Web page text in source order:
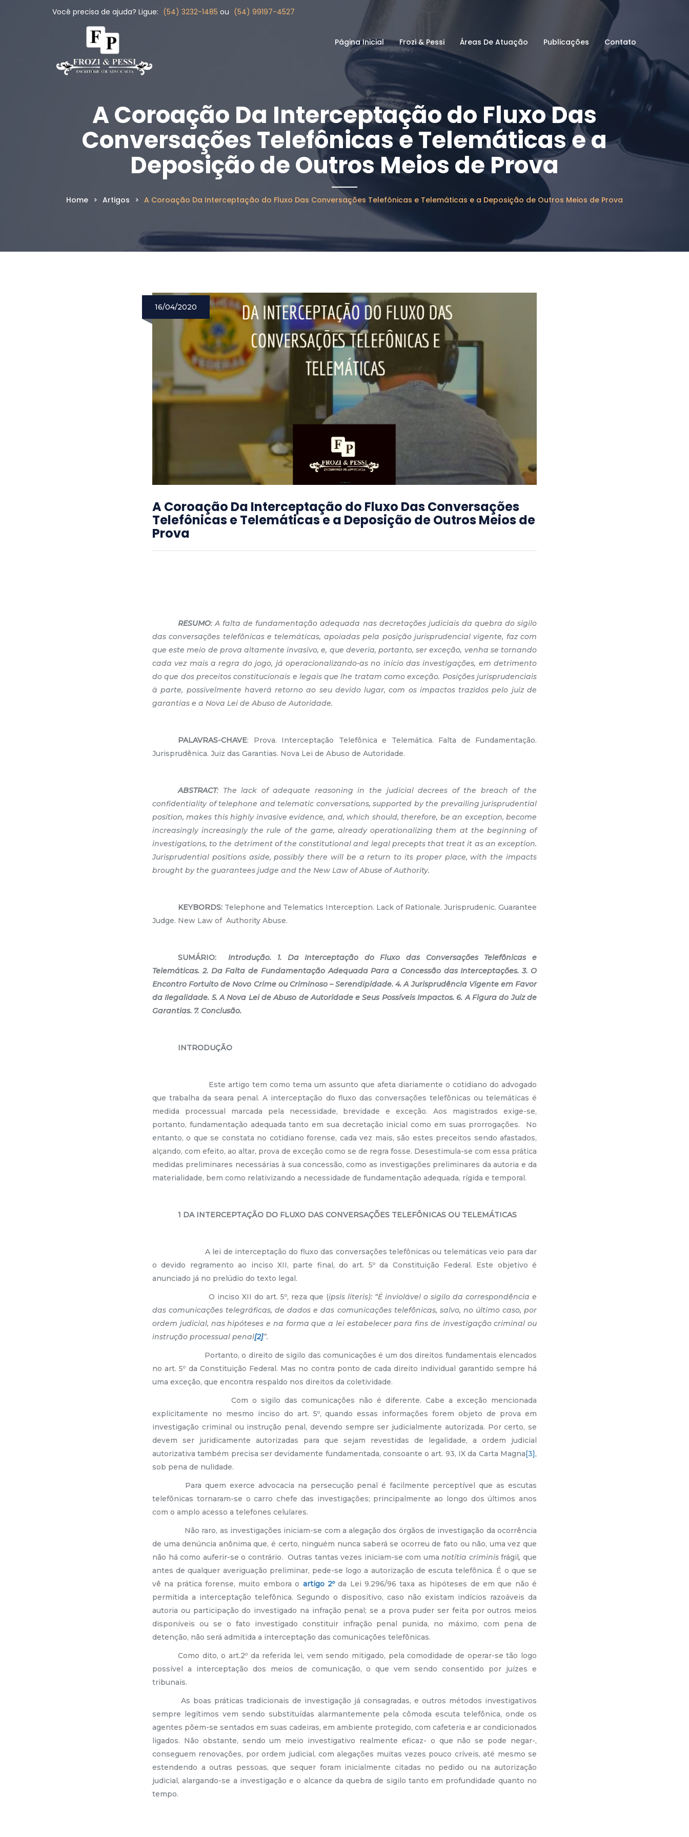
Você precisa de ajuda? Ligue: (54) 3232-1485 ou (54) 99197-4527
Página Inicial Frozi & Pessi Áreas De Atuação Publicações Contato
A Coroação Da Interceptação do Fluxo Das
Conversações Telefônicas e Telemáticas e a
Deposição de Outros Meios de Prova
Home > Artigos > A Coroação Da Interceptação do Fluxo Das Conversações Telefônicas e Telemáticas e a Deposição de Outros Meios de Prova
16/04/2020
A Coroação Da Interceptação do Fluxo Das Conversações
Telefônicas e Telemáticas e a Deposição de Outros Meios de
Prova
RESUMO: A falta de fundamentação adequada nas decretações judiciais da quebra do sigilo
das conversações telefônicas e telemáticas, apoiadas pela posição jurisprudencial vigente, faz com
que este meio de prova altamente invasivo, e, que deveria, portanto, ser exceção, venha se tornando
cada vez mais a regra do jogo, já operacionalizando-as no início das investigações, em detrimento
do que dos preceitos constitucionais e legais que lhe tratam como exceção. Posições jurisprudenciais
à parte, possivelmente haverá retorno ao seu devido lugar, com os impactos trazidos pelo juiz de
garantias e a Nova Lei de Abuso de Autoridade.
PALAVRAS-CHAVE: Prova. Interceptação Telefônica e Telemática. Falta de Fundamentação.
Jurisprudênica. Juiz das Garantias. Nova Lei de Abuso de Autoridade.
ABSTRACT: The lack of adequate reasoning in the judicial decrees of the breach of the
confidentiality of telephone and telematic conversations, supported by the prevailing jurisprudential
position, makes this highly invasive evidence, and, which should, therefore, be an exception, become
increasingly increasingly the rule of the game, already operationalizing them at the beginning of
investigations, to the detriment of the constitutional and legal precepts that treat it as an exception.
Jurisprudential positions aside, possibly there will be a return to its proper place, with the impacts
brought by the guarantees judge and the New Law of Abuse of Authority.
KEYBORDS: Telephone and Telematics Interception. Lack of Rationale. Jurisprudenic. Guarantee
Judge. New Law of Authority Abuse.
SUMÁRIO:Introdução. 1. Da Interceptação do Fluxo das Conversações Telefônicas e
Telemáticas. 2. Da Falta de Fundamentação Adequada Para a Concessão das Interceptações. 3. O
Encontro Fortuito de Novo Crime ou Criminoso – Serendipidade. 4. A Jurisprudência Vigente em Favor
da Ilegalidade. 5. A Nova Lei de Abuso de Autoridade e Seus Possíveis Impactos. 6. A Figura do Juiz de
Garantias. 7. Conclusão.
INTRODUÇÃO
Este artigo tem como tema um assunto que afeta diariamente o cotidiano do advogado
que trabalha da seara penal. A interceptação do fluxo das conversações telefônicas ou telemáticas é
medida processual marcada pela necessidade, brevidade e exceção. Aos magistrados exige-se,
portanto, fundamentação adequada tanto em sua decretação inicial como em suas prorrogações. No
entanto, o que se constata no cotidiano forense, cada vez mais, são estes preceitos sendo afastados,
alçando, com efeito, ao altar, prova de exceção como se de regra fosse. Desestimula-se com essa prática
medidas preliminares necessárias à sua concessão, como as investigações preliminares da autoria e da
materialidade, bem como relativizando a necessidade de fundamentação adequada, rígida e temporal.
1 DA INTERCEPTAÇÃO DO FLUXO DAS CONVERSAÇÕES TELEFÔNICAS OU TELEMÁTICAS
A lei de interceptação do fluxo das conversações telefônicas ou telemáticas veio para dar
o devido regramento ao inciso XII, parte final, do art. 5º da Constituição Federal. Este objetivo é
anunciado já no prelúdio do texto legal.
O inciso XII do art. 5º, reza que (ipsis literis): “É inviolável o sigilo da correspondência e
das comunicações telegráficas, de dados e das comunicações telefônicas, salvo, no último caso, por
ordem judicial, nas hipóteses e na forma que a lei estabelecer para fins de investigação criminal ou
instrução processual penal[2]”.
Portanto, o direito de sigilo das comunicações é um dos direitos fundamentais elencados
no art. 5º da Constituição Federal. Mas no contra ponto de cada direito individual garantido sempre há
uma exceção, que encontra respaldo nos direitos da coletividade.
Com o sigilo das comunicações não é diferente. Cabe a exceção mencionada
explicitamente no mesmo inciso do art. 5º, quando essas informações forem objeto de prova em
investigação criminal ou instrução penal, devendo sempre ser judicialmente autorizada. Por certo, se
devem ser juridicamente autorizadas para que sejam revestidas de legalidade, a ordem judicial
autorizativa também precisa ser devidamente fundamentada, consoante o art. 93, IX da Carta Magna[3],
sob pena de nulidade.
Para quem exerce advocacia na persecução penal é facilmente perceptível que as escutas
telefônicas tornaram-se o carro chefe das investigações; principalmente ao longo dos últimos anos
com o amplo acesso a telefones celulares.
Não raro, as investigações iniciam-se com a alegação dos órgãos de investigação da ocorrência
de uma denúncia anônima que, é certo, ninguém nunca saberá se ocorreu de fato ou não, uma vez que
não há como auferir-se o contrário. Outras tantas vezes iniciam-se com umanotitia criminisfrágil, que
antes de qualquer averiguação preliminar, pede-se logo a autorização de escuta telefônica. É o que se
vê na prática forense, muito embora o artigo 2ºda Lei 9.296/96 taxa as hipóteses de em que não é
permitida a interceptação telefônica. Segundo o dispositivo, caso não existam indícios razoáveis da
autoria ou participação do investigado na infração penal; se a prova puder ser feita por outros meios
disponíveis ou se o fato investigado constituir infração penal punida, no máximo, com pena de
detenção, não será admitida a interceptação das comunicações telefônicas.
Como dito, o art.2º da referida lei, vem sendo mitigado, pela comodidade de operar-se tão logo
possível a interceptação dos meios de comunicação, o que vem sendo consentido por juízes e
tribunais.
As boas práticas tradicionais de investigação já consagradas, e outros métodos investigativos
sempre legítimos vem sendo substituídas alarmantemente pela cômoda escuta telefônica, onde os
agentes põem-se sentados em suas cadeiras, em ambiente protegido, com cafeteria e ar condicionados
ligados. Não obstante, sendo um meio investigativo realmente eficaz- o que não se pode negar-,
conseguem renovações, por ordem judicial, com alegações muitas vezes pouco críveis, até mesmo se
estendendo a outras pessoas, que sequer foram inicialmente citadas no pedido ou na autorização
judicial, alargando-se a investigação e o alcance da quebra de sigilo tanto em profundidade quanto no
tempo.